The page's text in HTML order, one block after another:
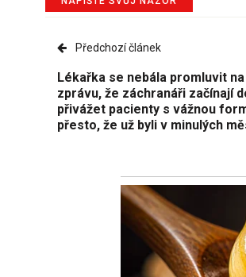
Předchozí článek
Lékařka se nebála promluvit
zprávu, že záchranáři začínají
přivážet pacienty s vážnou
přesto, že už byli v minulých